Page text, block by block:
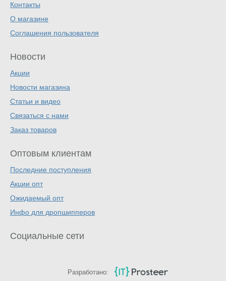
Контакты
О магазине
Соглашения пользователя
Новости
Акции
Новости магазина
Статьи и видео
Связаться с нами
Заказ товаров
Оптовым клиентам
Последние поступления
Акции опт
Ожидаемый опт
Инфо для дропшипперов
Социальные сети
Разработано: